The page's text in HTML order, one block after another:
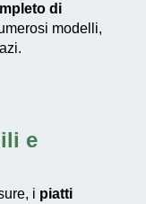
di
modelli,
e
i piatti